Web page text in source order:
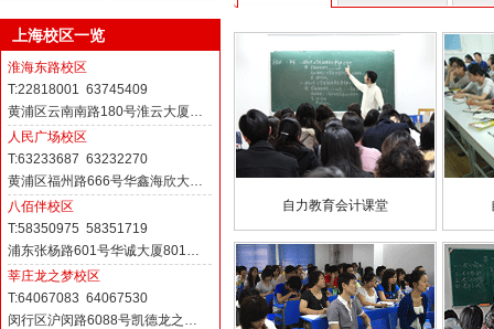
上海校区一览
淮海东路校区
T:22818001 63745409
黄浦区云南南路180号淮云大厦…
人民广场校区
T:63233687 63232270
黄浦区福州路666号华鑫海欣大…
八佰伴校区
T:58350975 58351719
浦东张杨路601号华诚大厦801…
莘庄龙之梦校区
T:64067083 64067530
闵行区沪闵路6088号凯德龙之…
自力教育会计课堂